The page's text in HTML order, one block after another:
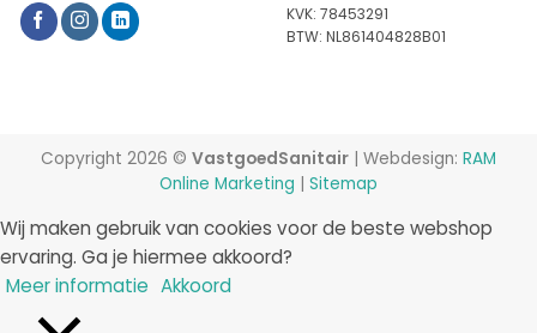
KVK: 78453291
BTW: NL861404828B01
Copyright 2026 © VastgoedSanitair | Webdesign: RAM
Online Marketing | Sitemap
Wij maken gebruik van cookies voor de beste webshop
ervaring. Ga je hiermee akkoord?
Meer informatie Akkoord